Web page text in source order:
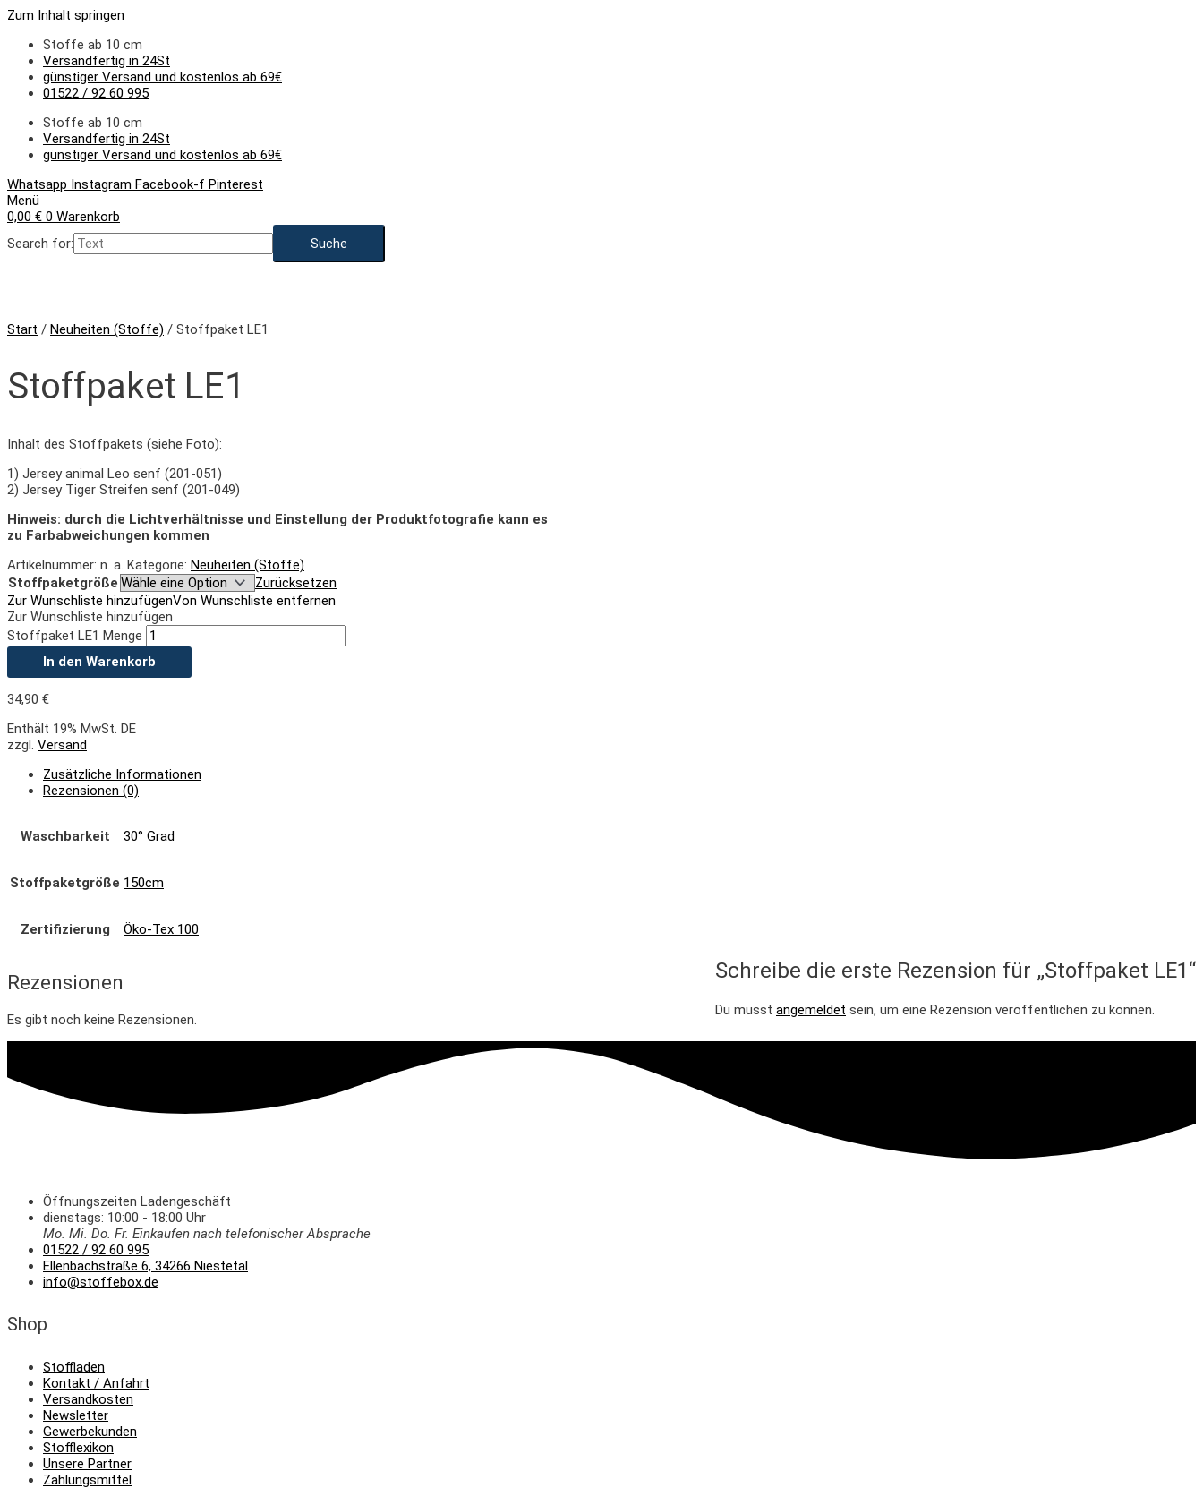
Zum Inhalt springen
Stoffe ab 10 cm
Versandfertig in 24St
günstiger Versand und kostenlos ab 69€
01522 / 92 60 995
Stoffe ab 10 cm
Versandfertig in 24St
günstiger Versand und kostenlos ab 69€
Whatsapp Instagram Facebook-f Pinterest
Menü
0,00 € 0 Warenkorb
Search for:
Start / Neuheiten (Stoffe) / Stoffpaket LE1
Stoffpaket LE1
Inhalt des Stoffpakets (siehe Foto):
1) Jersey animal Leo senf (201-051)
2) Jersey Tiger Streifen senf (201-049)
Hinweis: durch die Lichtverhältnisse und Einstellung der Produktfotografie kann es
zu Farbabweichungen kommen
Artikelnummer: n. a. Kategorie: Neuheiten (Stoffe)
Stoffpaketgröße
Zurücksetzen
Zur Wunschliste hinzufügenVon Wunschliste entfernen
Zur Wunschliste hinzufügen
Stoffpaket LE1 Menge
In den Warenkorb
34,90 €
Enthält 19% MwSt. DE
zzgl. Versand
Zusätzliche Informationen
Rezensionen (0)
Waschbarkeit 30° Grad
Stoffpaketgröße 150cm
Zertifizierung Öko-Tex 100
Rezensionen
Es gibt noch keine Rezensionen.
Schreibe die erste Rezension für „Stoffpaket LE1“
Du musst angemeldet sein, um eine Rezension veröffentlichen zu können.
Öffnungszeiten Ladengeschäft
dienstags: 10:00 - 18:00 Uhr
Mo. Mi. Do. Fr. Einkaufen nach telefonischer Absprache
01522 / 92 60 995
Ellenbachstraße 6, 34266 Niestetal
info@stoffebox.de
Shop
Stoffladen
Kontakt / Anfahrt
Versandkosten
Newsletter
Gewerbekunden
Stofflexikon
Unsere Partner
Zahlungsmittel